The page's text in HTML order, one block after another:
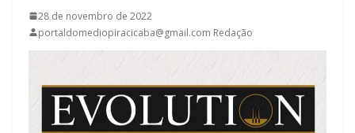
28 de novembro de 2022
portaldomediopiracicaba@gmail.com Redação